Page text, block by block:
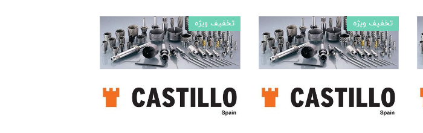
تخفیف ویژه تخفیف ویژه